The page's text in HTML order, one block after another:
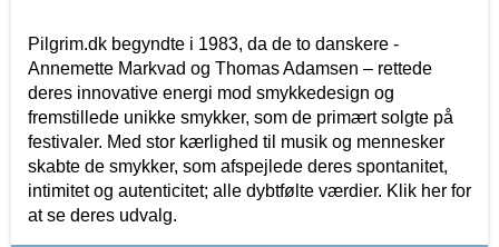
Pilgrim.dk begyndte i 1983, da de to danskere -
Annemette Markvad og Thomas Adamsen – rettede
deres innovative energi mod smykkedesign og
fremstillede unikke smykker, som de primært solgte på
festivaler. Med stor kærlighed til musik og mennesker
skabte de smykker, som afspejlede deres spontanitet,
intimitet og autenticitet; alle dybtfølte værdier. Klik her for
at se deres udvalg.